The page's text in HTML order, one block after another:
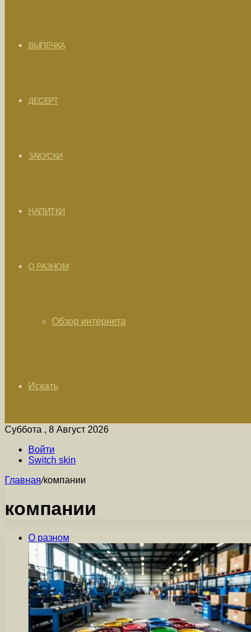
ВЫПЕЧКА
ДЕСЕРТ
ЗАКУСКИ
НАПИТКИ
О РАЗНОМ
Обзор интернета
Искать
Суббота , 8 Август 2026
Войти
Switch skin
Главная/компании
компании
О разном